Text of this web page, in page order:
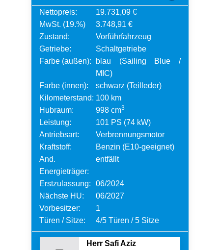
Nettopreis:
19.731,09 €
MwSt. (19.%)
3.748,91 €
Zustand:
Vorführfahrzeug
Getriebe:
Schaltgetriebe
Farbe (außen):
blau (Sailing Blue /
MIC)
Farbe (innen):
schwarz (Teilleder)
Kilometerstand: 100 km
Hubraum:
998 cm3
Leistung:
101 PS (74 kW)
Antriebsart:
Verbrennungsmotor
Kraftstoff:
Benzin (E10-geeignet)
And.
Energieträger:
entfällt
Erstzulassung:
06/2024
Nächste HU:
06/2027
Vorbesitzer:
1
Türen / Sitze:
4/5 Türen / 5 Sitze
Herr Safi Aziz